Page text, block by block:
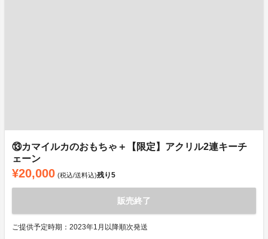
⑬カマイルカのおもちゃ＋【限定】アクリル2連キーチ
ェーン
¥20,000 (税込/送料込)残り5
販売終了
ご提供予定時期：2023年1月以降順次発送